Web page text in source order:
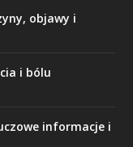
objawy i
i bólu
informacje i